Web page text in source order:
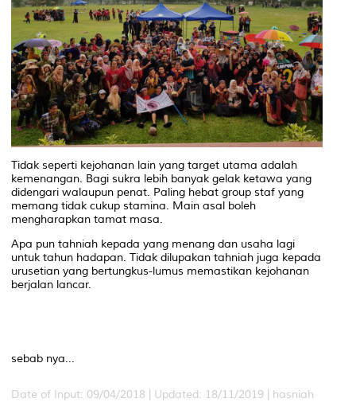
Tidak seperti kejohanan lain yang target utama adalah
kemenangan. Bagi sukra lebih banyak gelak ketawa yang
didengari walaupun penat. Paling hebat group staf yang
memang tidak cukup stamina. Main asal boleh
mengharapkan tamat masa.
Apa pun tahniah kepada yang menang dan usaha lagi
untuk tahun hadapan. Tidak dilupakan tahniah juga kepada
urusetian yang bertungkus-lumus memastikan kejohanan
berjalan lancar.
sebab nya...
Date of Input: 09/04/2018 | Updated: 18/11/2019 | hasniah